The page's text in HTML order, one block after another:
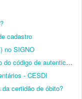
cadastro
no SIGNO
Atualização de cadastro para recebimento do código de autenticação
- CESDI
certidão de óbito?